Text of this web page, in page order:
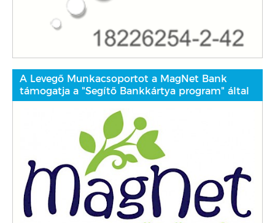
A Levegő Munkacsoportot a MagNet Bank
támogatja a "Segítő Bankkártya program" által